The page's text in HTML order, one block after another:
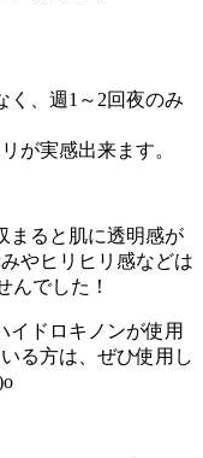
く、週1～2回夜のみ
が実感出来ます。
まると肌に透明感が
やヒリヒリ感などは
んでした！
イドロキノンが使用
る方は、ぜひ使用し